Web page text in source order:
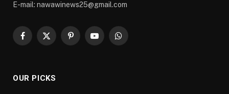
E-mail: nawawinews25@gmail.com
Facebook
X
PinterestYouTubeWhatsApp
OUR PICKS